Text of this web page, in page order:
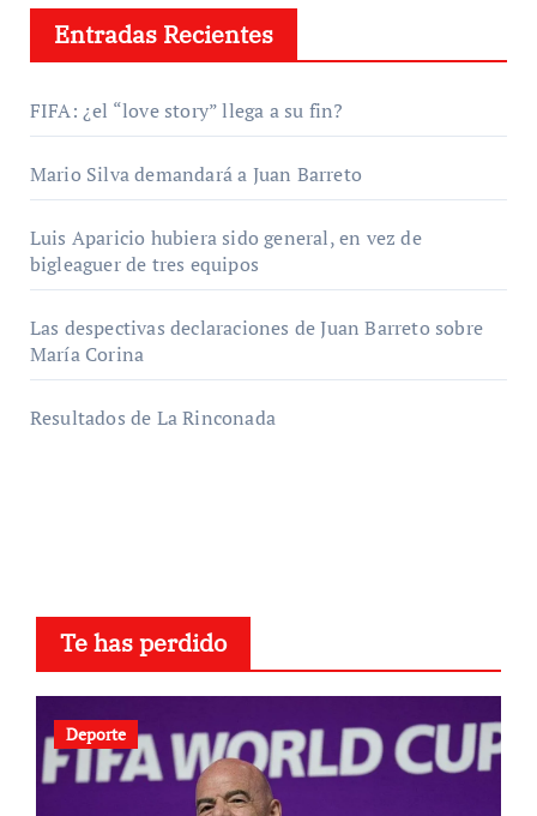
Entradas Recientes
FIFA: ¿el “love story” llega a su fin?
Mario Silva demandará a Juan Barreto
Luis Aparicio hubiera sido general, en vez de
bigleaguer de tres equipos
Las despectivas declaraciones de Juan Barreto sobre
María Corina
Resultados de La Rinconada
Te has perdido
Deporte